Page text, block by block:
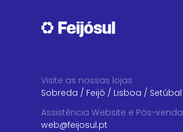
Visite as nossas lojas
Sobreda / Feijó / Lisboa / Setúbal
Assistência Website e Pós-venda
web@feijosul.pt